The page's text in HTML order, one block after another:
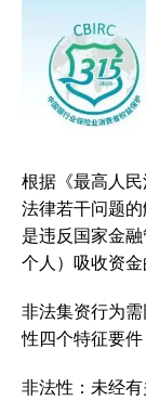
根据《最高人
法律若干问题
是违反国家金
个人）吸收资金
非法集资行为
性四个特征要件
非法性：未经